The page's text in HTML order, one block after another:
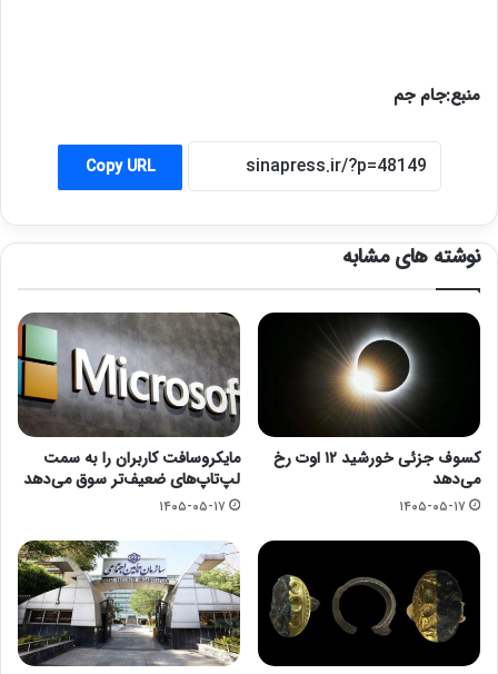
منبع:جام جم
Copy URL
نوشته های مشابه
کسوف جزئی خورشید ۱۲ اوت رخ
می‌دهد
۱۴۰۵-۰۵-۱۷
مایکروسافت کاربران را به سمت
لپ‌تاپ‌های ضعیف‌تر سوق می‌دهد
۱۴۰۵-۰۵-۱۷